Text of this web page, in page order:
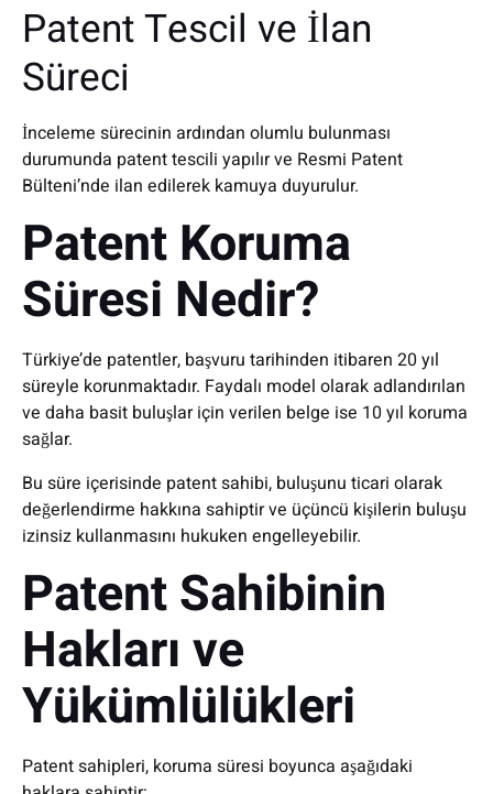
Patent Tescil ve İlan
Süreci
İnceleme sürecinin ardından olumlu bulunması
durumunda patent tescili yapılır ve Resmi Patent
Bülteni’nde ilan edilerek kamuya duyurulur.
Patent Koruma
Süresi Nedir?
Türkiye’de patentler, başvuru tarihinden itibaren 20 yıl
süreyle korunmaktadır. Faydalı model olarak adlandırılan
ve daha basit buluşlar için verilen belge ise 10 yıl koruma
sağlar.
Bu süre içerisinde patent sahibi, buluşunu ticari olarak
değerlendirme hakkına sahiptir ve üçüncü kişilerin buluşu
izinsiz kullanmasını hukuken engelleyebilir.
Patent Sahibinin
Hakları ve
Yükümlülükleri
Patent sahipleri, koruma süresi boyunca aşağıdaki